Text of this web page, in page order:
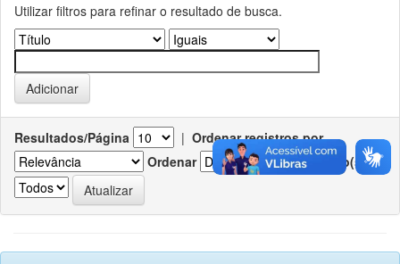
Utilizar filtros para refinar o resultado de busca.
Resultados/Página | Ordenar registros por
Ordenar
Registro(s)